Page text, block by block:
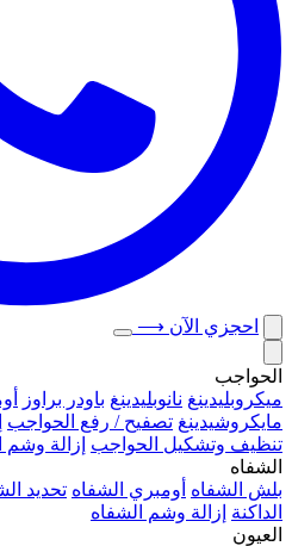
احجزي الآن ⟶
الحواجب
ميكروبلیدينغ نانوبليدينغ باودر براوز
مايكروشيدينغ تصفيح / رفع الحواجب
تنظيف وتشكيل الحواجب إزالة
الشفاه
بلش الشفاه أومبري الشفاه تحديد
الداكنة إزالة وشم الشفاه
العيون